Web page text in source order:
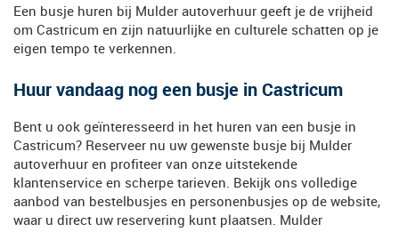
Een busje huren bij Mulder autoverhuur geeft je de vrijheid
om Castricum en zijn natuurlijke en culturele schatten op je
eigen tempo te verkennen.
Huur vandaag nog een busje in Castricum
Bent u ook geïnteresseerd in het huren van een busje in
Castricum? Reserveer nu uw gewenste busje bij Mulder
autoverhuur en profiteer van onze uitstekende
klantenservice en scherpe tarieven. Bekijk ons volledige
aanbod van bestelbusjes en personenbusjes op de website,
waar u direct uw reservering kunt plaatsen. Mulder